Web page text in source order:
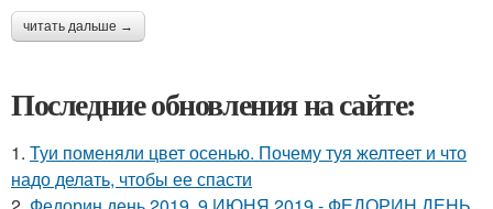
читать дальше →
Последние обновления на сайте:
1. Туи поменяли цвет осенью. Почему туя желтеет и что
надо делать, чтобы ее спасти